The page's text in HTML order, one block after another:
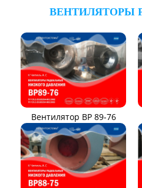
ВЕНТИЛЯТОРЫ
Вентилятор ВР 89-76